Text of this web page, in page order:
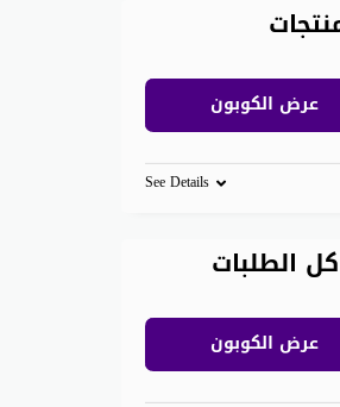
عرض الكوبون
See Details
عرض الكوبون